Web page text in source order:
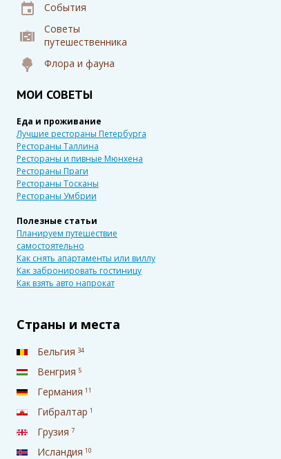
События
Советы
путешественника
Флора и фауна
МОИ СОВЕТЫ
Еда и проживание
Лучшие рестораны Петербурга
Рестораны Таллина
Рестораны и пивные Мюнхена
Рестораны Праги
Рестораны Тосканы
Рестораны Умбрии
Полезные статьи
Планируем путешествие
самостоятельно
Как снять апартаменты или виллу
Как забронировать гостиницу
Как взять авто напрокат
Страны и места
Бельгия 34
Венгрия 5
Германия 11
Гибралтар 1
Грузия 7
Исландия 10